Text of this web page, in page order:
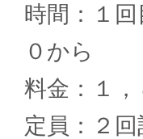
時間：１
０から
料金：１，
定員：２回